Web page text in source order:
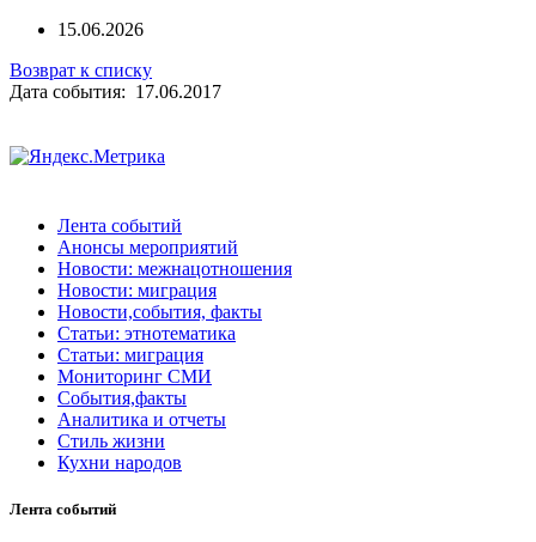
15.06.2026
Возврат к списку
Дата события: 17.06.2017
Лента событий
Анонсы мероприятий
Новости: межнацотношения
Новости: миграция
Новости,события, факты
Статьи: этнотематика
Статьи: миграция
Мониторинг СМИ
События,факты
Аналитика и отчеты
Стиль жизни
Кухни народов
Лента событий